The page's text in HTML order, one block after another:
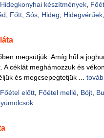
Hidegkonyhai készítmények,
Főtt, Sós, Hideg Hidegvérűek,
megsütjük. Amíg hűl a
céklát meghámozzuk és
és megcsepegtetjük ...
Főétel előtt, Főétel mellé, Böjt,